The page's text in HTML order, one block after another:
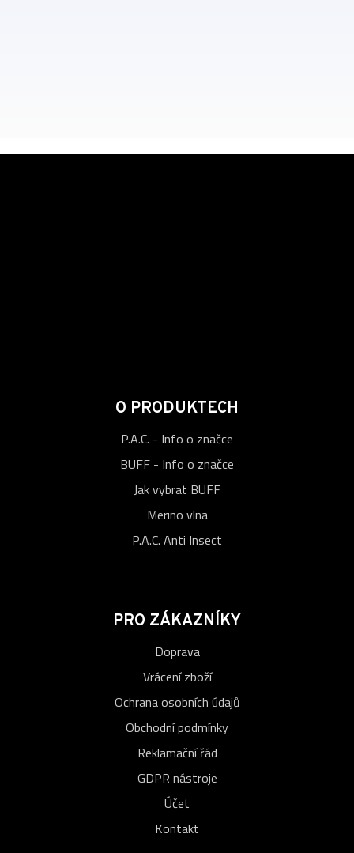
O PRODUKTECH
P.A.C. - Info o značce
BUFF - Info o značce
Jak vybrat BUFF
Merino vlna
P.A.C. Anti Insect
PRO ZÁKAZNÍKY
Doprava
Vrácení zboží
Ochrana osobních údajů
Obchodní podmínky
Reklamační řád
GDPR nástroje
Účet
Kontakt